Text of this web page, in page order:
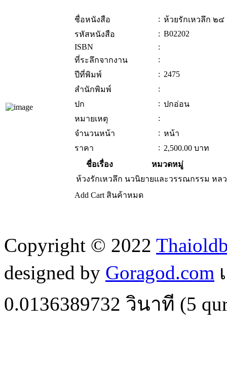
ชื่อหนังสือ : ห้วยรักเหวลึก ๒๔
รหัสหนังสือ
: B02202
ISBN
:
ที่ระลึกจากงาน
:
ปีที่พิมพ์
: 2475
สำนักพิมพ์
:
ปก
: ปกอ่อน
หมายเหตุ
:
จำนวนหน้า
: หน้า
ราคา
: 2,500.00 บาท
ชื่อเรื่อง
หมวดหมู่
ห้วงรักเหวลึก นวนิยายและวรรณกรรม หล
Add Cart สินค้าหมด
Copyright © 2022
designed by Goragod.com
0.0136389732 วินาที (5